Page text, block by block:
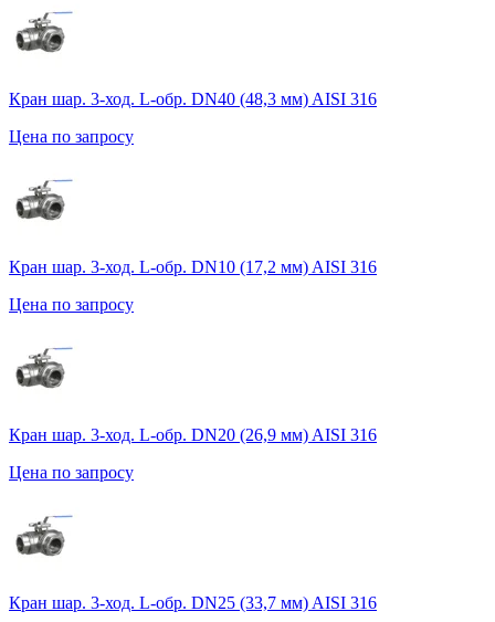
Кран шар. 3-ход. L-обр. DN40 (48,3 мм) AISI 316
Цена по запросу
Кран шар. 3-ход. L-обр. DN10 (17,2 мм) AISI 316
Цена по запросу
Кран шар. 3-ход. L-обр. DN20 (26,9 мм) AISI 316
Цена по запросу
Кран шар. 3-ход. L-обр. DN25 (33,7 мм) AISI 316